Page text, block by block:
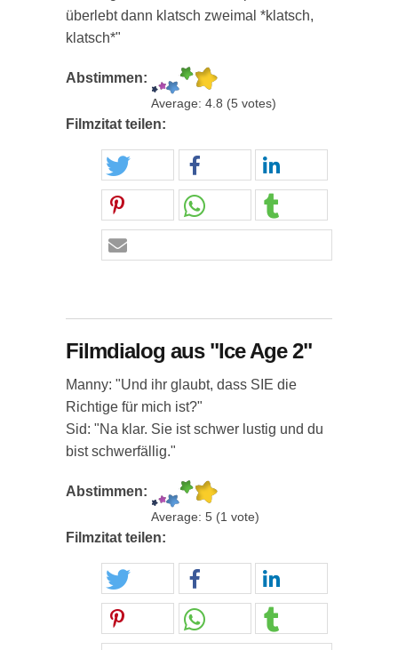
überlebt dann klatsch zweimal *klatsch,
klatsch*"
Abstimmen:
Average: 4.8 (5 votes)
Filmzitat teilen:
Filmdialog aus "Ice Age 2"
Manny: "Und ihr glaubt, dass SIE die
Richtige für mich ist?"
Sid: "Na klar. Sie ist schwer lustig und du
bist schwerfällig."
Abstimmen:
Average: 5 (1 vote)
Filmzitat teilen: